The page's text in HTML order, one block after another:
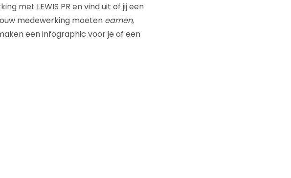
met LEWIS PR en vind uit of jij een
medewerking moeten earnen,
een infographic voor je of een